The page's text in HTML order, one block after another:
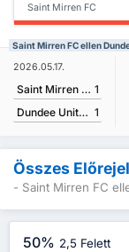
Saint Mirren FC
Saint Mirren FC ellen
2026.05.17.
Saint Mirren FC 1
Dundee United FC 1
Összes
- Saint Mirren FC
50% 2,5 Felett